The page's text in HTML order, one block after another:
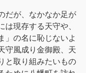
だが、なかなか足が
は現存する天守や、
」の名に恥じないよ
守風成り金御殿、天
と取り組みたいもの